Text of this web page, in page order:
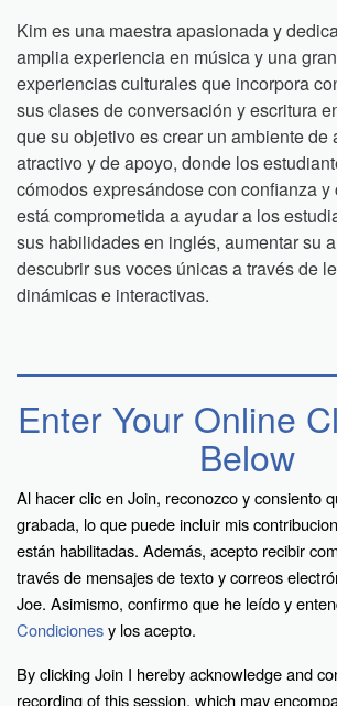
Kim es una maestra apasionada y
amplia experiencia en música y una
experiencias culturales que incorpora
sus clases de conversación y escritura
que su objetivo es crear un ambiente de
atractivo y de apoyo, donde los
cómodos expresándose con confianza
está comprometida a ayudar a los
sus habilidades en inglés, aumentar su
descubrir sus voces únicas a través de
dinámicas e interactivas.
Enter Your Online
Below
Al hacer clic en Join, reconozco y consiento
grabada, lo que puede incluir mis
están habilitadas. Además, acepto recibir
través de mensajes de texto y correos
Joe. Asimismo, confirmo que he leído y
Condicionesy los acepto.
By clicking Join I hereby acknowledge and
recording of this session, which may